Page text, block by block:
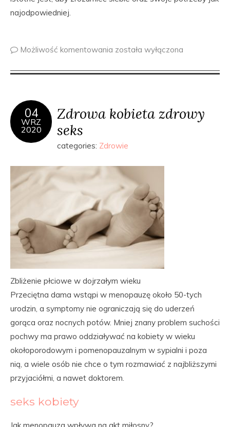
najodpowiedniej.
Możliwość komentowania została wyłączona
04
WRZ
2020
Zdrowa kobieta zdrowy
seks
categories: Zdrowie
Zbliżenie płciowe w dojrzałym wieku
Przeciętna dama wstąpi w menopauzę około 50-tych
urodzin, a symptomy nie ograniczają się do uderzeń
gorąca oraz nocnych potów. Mniej znany problem suchości
pochwy ma prawo oddziaływać na kobiety w wieku
okołoporodowym i pomenopauzalnym w sypialni i poza
nią, a wiele osób nie chce o tym rozmawiać z najbliższymi
przyjaciółmi, a nawet doktorem.
seks kobiety
Jak menopauza wpływa na akt miłosny?